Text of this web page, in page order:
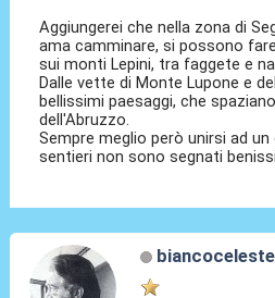
Aggiungerei che nella zona di
ama camminare, si possono
sui monti Lepini, tra faggete e
Dalle vette di Monte Lupone e
bellissimi paesaggi, che
dell'Abruzzo.
Sempre meglio però unirsi ad
sentieri non sono segnati